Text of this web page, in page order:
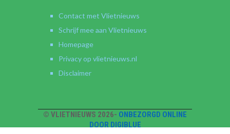
Contact met Vlietnieuws
Schrijf mee aan Vlietnieuws
Homepage
Privacy op vlietnieuws.nl
Disclaimer
© VLIETNIEUWS 2026- ONBEZORGD ONLINE
DOOR DIGIBLUE